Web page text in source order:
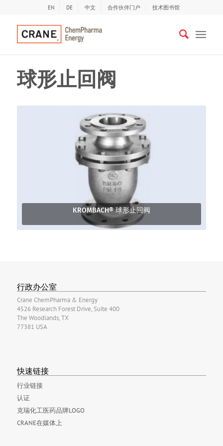
EN DE 中文 合作伙伴门户 技术图书馆
球形止回阀
KROMBACH® 球形止回阀
行政办公室
Crane ChemPharma & Energy
4526 Research Forest Drive, Suite 400
The Woodlands, TX
77381 USA
快速链接
行业链接
认证
克瑞化工医药品牌LOGO
CRANE在媒体上